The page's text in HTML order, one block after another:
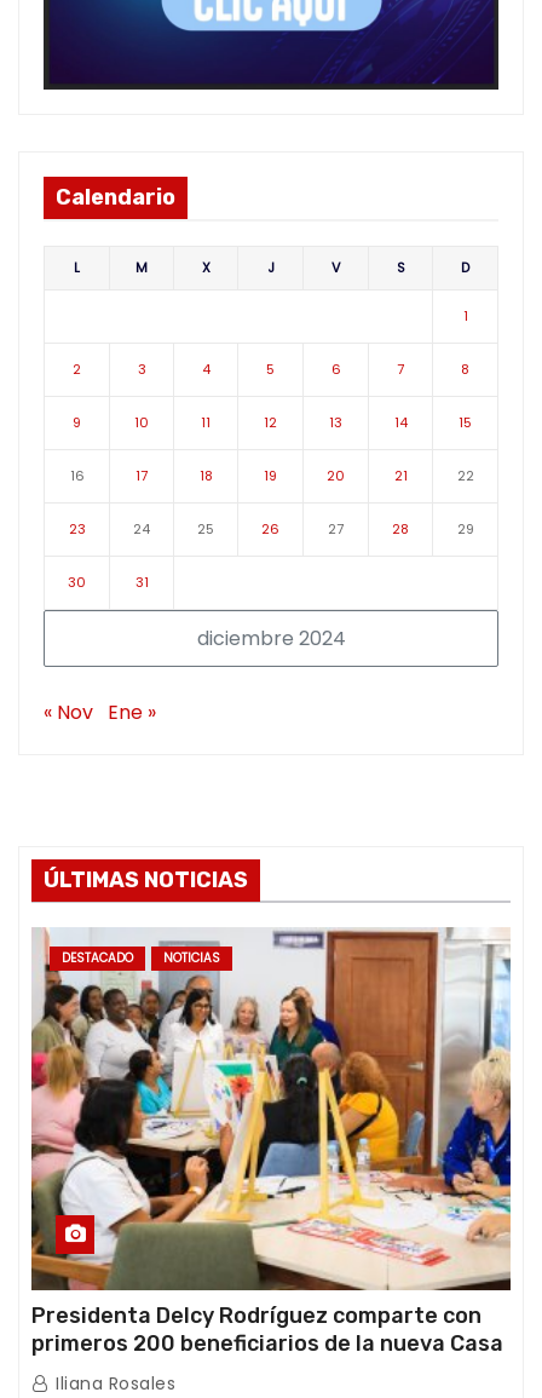
Calendario
diciembre 2024
L M X J V S D
1
2 3 4 5 6 7 8
9 10 11 12 13 14 15
16 17 18 19 20 21 22
23 24 25 26 27 28 29
30 31
« Nov Ene »
ÚLTIMAS NOTICIAS
DESTACADO NOTICIAS
Presidenta Delcy Rodríguez comparte con
primeros 200 beneficiarios de la nueva Casa
de los Abuelos “La Primavera” en Caracas
Iliana Rosales